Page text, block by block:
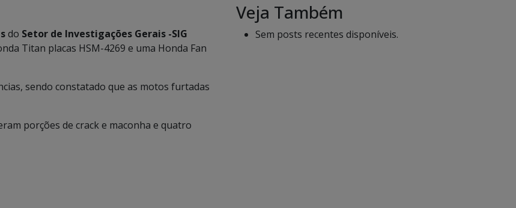
do Setor de Investigações Gerais -SIG
Titan placas HSM-4269 e uma Honda Fan
sendo constatado que as motos furtadas
porções de crack e maconha e quatro
Veja Também
Sem posts recentes disponíveis.